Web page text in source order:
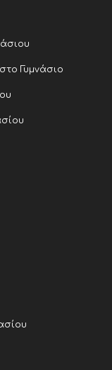
Γυμνάσιο